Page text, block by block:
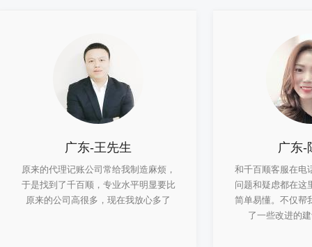
广东-王先生
原来的代理记账公司常给我制造麻烦，
于是找到了千百顺，专业水平明显要比
原来的公司高很多，现在我放心多了
广东-
和千百顺客服在电
问题和疑虑都在这
简单易懂。不仅帮
了一些改进的